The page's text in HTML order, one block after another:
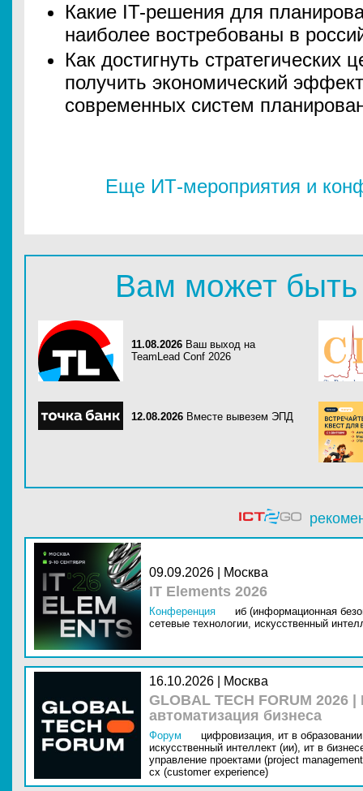
Какие IT-решения для
наиболее востребованы в
Как достигнуть стратегических
получить экономический
современных систем
Еще ИТ-мероприятия и
Вам может быть
11.08.2026 Ваш выход на
TeamLead Conf 2026
12.08.2026 Вместе вывезем ЭПД
09.09.2026 | Москва
IT Elements 2026
Конференция
иб (информационная
сетевые технологии, искусственный
16.10.2026 | Москва
GLOBAL TECH FORUM
автоматизация бизнеса
Форум цифровизация, ит в
искусственный интеллект (ии), ит в
управление проектами (project
cx (customer experience)